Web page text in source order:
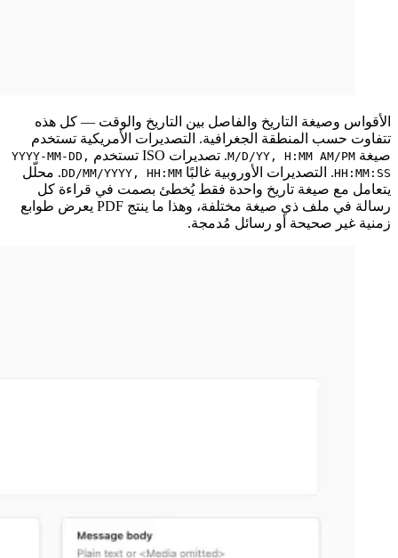
الأقواس وصيغة التاريخ والفاصل بين التاريخ والوقت — كل هذه
تتفاوت حسب المنطقة الجغرافية. التصديرات الأمريكية تستخدم
صيغة M/D/YY, H:MM AM/PM. تصديرات ISO تستخدم
YYYY-MM-DD,
HH:MM:SS. التصديرات الأوروبية غالبًا DD/MM/YYYY, HH:MM. محلّل
يتعامل مع صيغة تاريخ واحدة فقط يُخطئ بصمت في قراءة كل
رسالة في ملف ذي صيغة مختلفة، وهذا ما ينتج PDF يعرض طوابع
زمنية غير صحيحة أو رسائل مُدمجة.